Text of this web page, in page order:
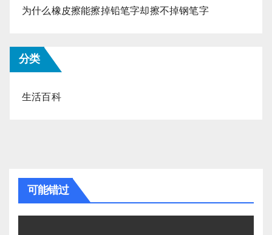
为什么橡皮擦能擦掉铅笔字却擦不掉钢笔字
分类
生活百科
可能错过